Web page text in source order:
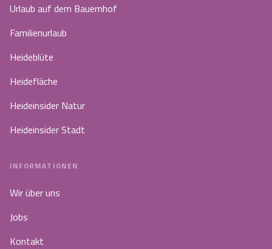
Urlaub auf dem Bauernhof
Familienurlaub
Heideblüte
Heidefläche
Heideinsider Natur
Heideinsider Stadt
INFORMATIONEN
Wir über uns
Jobs
Kontakt